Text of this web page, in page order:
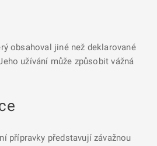
obsahoval jiné než deklarované
užívání může způsobit vážná
přípravky představují závažnou